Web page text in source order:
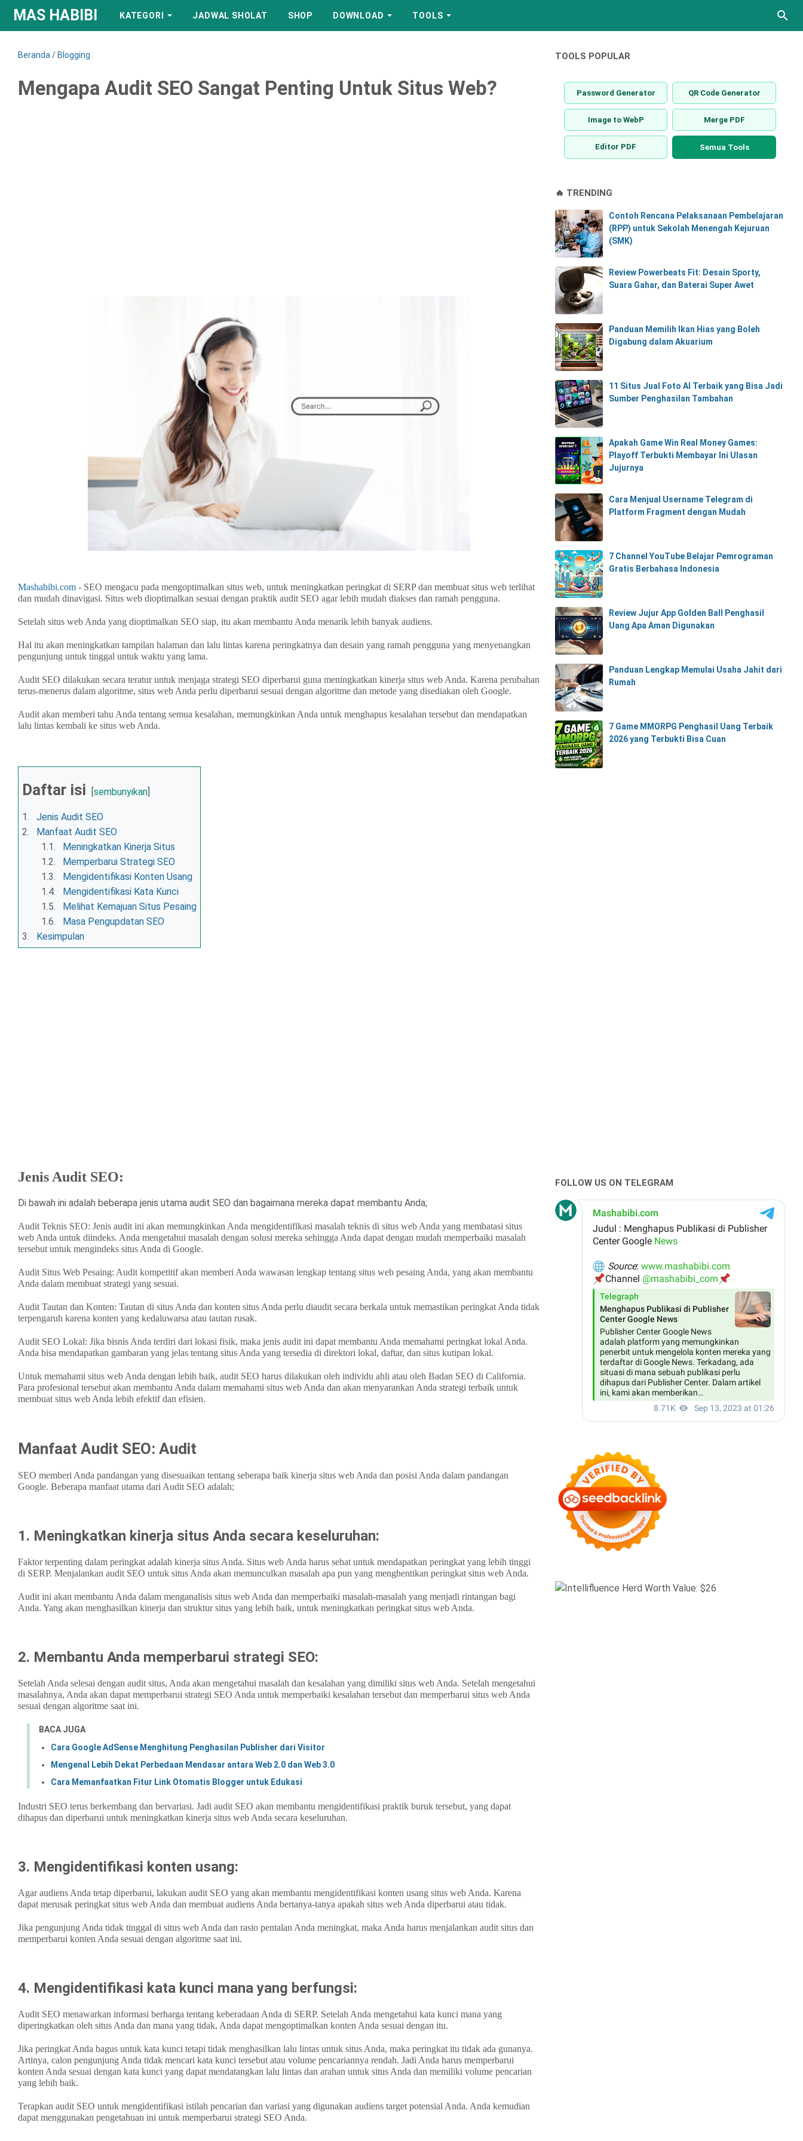
MAS HABIBI KATEGORI JADWAL SHOLAT SHOP DOWNLOAD TOOLS
Beranda / Blogging
Mengapa Audit SEO Sangat Penting Untuk Situs Web?
Mashabibi.com - SEO mengacu pada mengoptimalkan situs web, untuk meningkatkan peringkat di SERP dan membuat situs web terlihat
dan mudah dinavigasi. Situs web dioptimalkan sesuai dengan praktik audit SEO agar lebih mudah diakses dan ramah pengguna.
Setelah situs web Anda yang dioptimalkan SEO siap, itu akan membantu Anda menarik lebih banyak audiens.
Hal itu akan meningkatkan tampilan halaman dan lalu lintas karena peringkatnya dan desain yang ramah pengguna yang menyenangkan
pengunjung untuk tinggal untuk waktu yang lama.
Audit SEO dilakukan secara teratur untuk menjaga strategi SEO diperbarui guna meningkatkan kinerja situs web Anda. Karena perubahan
terus-menerus dalam algoritme, situs web Anda perlu diperbarui sesuai dengan algoritme dan metode yang disediakan oleh Google.
Audit akan memberi tahu Anda tentang semua kesalahan, memungkinkan Anda untuk menghapus kesalahan tersebut dan mendapatkan
lalu lintas kembali ke situs web Anda.
Daftar isi
1.
Jenis Audit SEO
2.
Manfaat Audit SEO
1.1.
Meningkatkan Kinerja Situs
1.2.
Memperbarui Strategi SEO
1.3.
Mengidentifikasi Konten Usang
1.4.
Mengidentifikasi Kata Kunci
1.5.
Melihat Kemajuan Situs Pesaing
1.6.
Masa Pengupdatan SEO
3.
Kesimpulan
Jenis Audit SEO:
Di bawah ini adalah beberapa jenis utama audit SEO dan bagaimana mereka dapat membantu Anda;
Audit Teknis SEO: Jenis audit ini akan memungkinkan Anda mengidentifikasi masalah teknis di situs web Anda yang membatasi situs
web Anda untuk diindeks. Anda mengetahui masalah dengan solusi mereka sehingga Anda dapat dengan mudah memperbaiki masalah
tersebut untuk mengindeks situs Anda di Google.
Audit Situs Web Pesaing: Audit kompetitif akan memberi Anda wawasan lengkap tentang situs web pesaing Anda, yang akan membantu
Anda dalam membuat strategi yang sesuai.
Audit Tautan dan Konten: Tautan di situs Anda dan konten situs Anda perlu diaudit secara berkala untuk memastikan peringkat Anda tidak
terpengaruh karena konten yang kedaluwarsa atau tautan rusak.
Audit SEO Lokal: Jika bisnis Anda terdiri dari lokasi fisik, maka jenis audit ini dapat membantu Anda memahami peringkat lokal Anda.
Anda bisa mendapatkan gambaran yang jelas tentang situs Anda yang tersedia di direktori lokal, daftar, dan situs kutipan lokal.
Untuk memahami situs web Anda dengan lebih baik, audit SEO harus dilakukan oleh individu ahli atau oleh Badan SEO di California.
Para profesional tersebut akan membantu Anda dalam memahami situs web Anda dan akan menyarankan Anda strategi terbaik untuk
membuat situs web Anda lebih efektif dan efisien.
Manfaat Audit SEO: Audit
SEO memberi Anda pandangan yang disesuaikan tentang seberapa baik kinerja situs web Anda dan posisi Anda dalam pandangan
Google. Beberapa manfaat utama dari Audit SEO adalah;
1. Meningkatkan kinerja situs Anda secara keseluruhan:
Faktor terpenting dalam peringkat adalah kinerja situs Anda. Situs web Anda harus sehat untuk mendapatkan peringkat yang lebih tinggi
di SERP. Menjalankan audit SEO untuk situs Anda akan memunculkan masalah apa pun yang menghentikan peringkat situs web Anda.
Audit ini akan membantu Anda dalam menganalisis situs web Anda dan memperbaiki masalah-masalah yang menjadi rintangan bagi
Anda. Yang akan menghasilkan kinerja dan struktur situs yang lebih baik, untuk meningkatkan peringkat situs web Anda.
2. Membantu Anda memperbarui strategi SEO:
Setelah Anda selesai dengan audit situs, Anda akan mengetahui masalah dan kesalahan yang dimiliki situs web Anda. Setelah mengetahui
masalahnya, Anda akan dapat memperbarui strategi SEO Anda untuk memperbaiki kesalahan tersebut dan memperbarui situs web Anda
sesuai dengan algoritme saat ini.
BACA JUGA
Cara Google AdSense Menghitung Penghasilan Publisher dari Visitor
Mengenal Lebih Dekat Perbedaan Mendasar antara Web 2.0 dan Web 3.0
Cara Memanfaatkan Fitur Link Otomatis Blogger untuk Edukasi
Industri SEO terus berkembang dan bervariasi. Jadi audit SEO akan membantu mengidentifikasi praktik buruk tersebut, yang dapat
dihapus dan diperbarui untuk meningkatkan kinerja situs web Anda secara keseluruhan.
3. Mengidentifikasi konten usang:
Agar audiens Anda tetap diperbarui, lakukan audit SEO yang akan membantu mengidentifikasi konten usang situs web Anda. Karena
dapat merusak peringkat situs web Anda dan membuat audiens Anda bertanya-tanya apakah situs web Anda diperbarui atau tidak.
Jika pengunjung Anda tidak tinggal di situs web Anda dan rasio pentalan Anda meningkat, maka Anda harus menjalankan audit situs dan
memperbarui konten Anda sesuai dengan algoritme saat ini.
4. Mengidentifikasi kata kunci mana yang berfungsi:
Audit SEO menawarkan informasi berharga tentang keberadaan Anda di SERP. Setelah Anda mengetahui kata kunci mana yang
diperingkatkan oleh situs Anda dan mana yang tidak, Anda dapat mengoptimalkan konten Anda sesuai dengan itu.
Jika peringkat Anda bagus untuk kata kunci tetapi tidak menghasilkan lalu lintas untuk situs Anda, maka peringkat itu tidak ada gunanya.
Artinya, calon pengunjung Anda tidak mencari kata kunci tersebut atau volume pencariannya rendah. Jadi Anda harus memperbarui
konten Anda sesuai dengan kata kunci yang dapat mendatangkan lalu lintas dan arahan untuk situs Anda dan memiliki volume pencarian
yang lebih baik.
Terapkan audit SEO untuk mengidentifikasi istilah pencarian dan variasi yang digunakan audiens target potensial Anda. Anda kemudian
dapat menggunakan pengetahuan ini untuk memperbarui strategi SEO Anda.
TOOLS POPULAR
Password Generator QR Code Generator
Image to WebP Merge PDF
Editor PDF Semua Tools
🔥 TRENDING
Contoh Rencana Pelaksanaan Pembelajaran
(RPP) untuk Sekolah Menengah Kejuruan
(SMK)
Review Powerbeats Fit: Desain Sporty,
Suara Gahar, dan Baterai Super Awet
Panduan Memilih Ikan Hias yang Boleh
Digabung dalam Akuarium
11 Situs Jual Foto AI Terbaik yang Bisa Jadi
Sumber Penghasilan Tambahan
Apakah Game Win Real Money Games:
Playoff Terbukti Membayar Ini Ulasan
Jujurnya
Cara Menjual Username Telegram di
Platform Fragment dengan Mudah
7 Channel YouTube Belajar Pemrograman
Gratis Berbahasa Indonesia
Review Jujur App Golden Ball Penghasil
Uang Apa Aman Digunakan
Panduan Lengkap Memulai Usaha Jahit dari
Rumah
7 Game MMORPG Penghasil Uang Terbaik
2026 yang Terbukti Bisa Cuan
FOLLOW US ON TELEGRAM